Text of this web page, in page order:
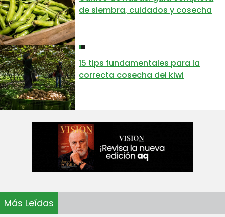
de siembra, cuidados y cosecha
15 tips fundamentales para la
correcta cosecha del kiwi
Más Leídas